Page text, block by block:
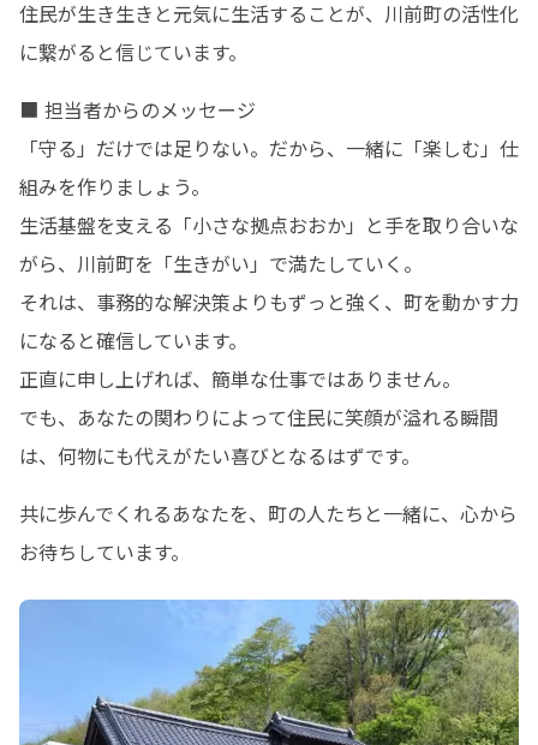
住民が生き生きと元気に生活することが、川前町の活性化
に繋がると信じています。
■ 担当者からのメッセージ
「守る」だけでは足りない。だから、一緒に「楽しむ」仕
組みを作りましょう。
生活基盤を支える「小さな拠点おおか」と手を取り合いな
がら、川前町を「生きがい」で満たしていく。
それは、事務的な解決策よりもずっと強く、町を動かす力
になると確信しています。
正直に申し上げれば、簡単な仕事ではありません。
でも、あなたの関わりによって住民に笑顔が溢れる瞬間
は、何物にも代えがたい喜びとなるはずです。
共に歩んでくれるあなたを、町の人たちと一緒に、心から
お待ちしています。